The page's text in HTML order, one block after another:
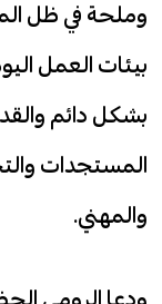
وملحة في ظل
بيئات العمل
بشكل دائم
المستجدات
والمهني.
ودعا الرومي